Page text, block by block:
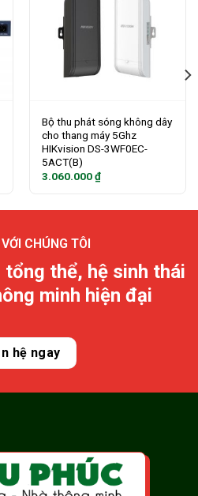
Bộ thu phát sóng không dây
cho thang máy 5Ghz
HIKvision DS-3WF0EC-
5ACT(B)
3.060.000₫
CHÚNG TÔI
tổng thể, hệ sinh thái
minh hiện đại
hệ ngay